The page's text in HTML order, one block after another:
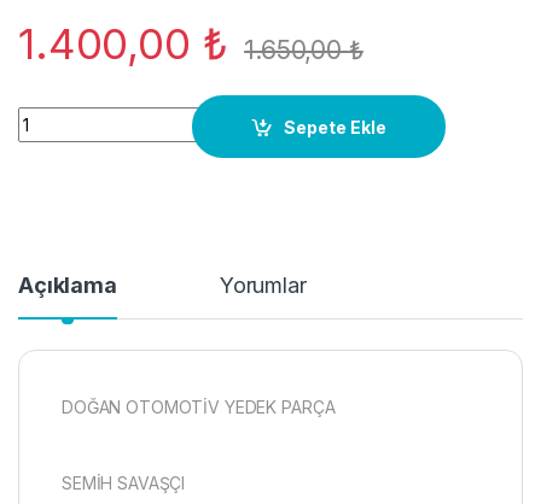
1.400,00 ₺ 1.650,00₺
100880201E AIRBAG SOL VW NEW BEETLE 98-03 quantity
Sepete Ekle
Açıklama Yorumlar
DOĞAN OTOMOTİV YEDEK PARÇA
SEMİH SAVAŞÇI